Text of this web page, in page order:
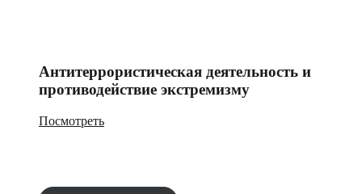
Антитеррористическая деятельность и
противодействие экстремизму
Посмотреть